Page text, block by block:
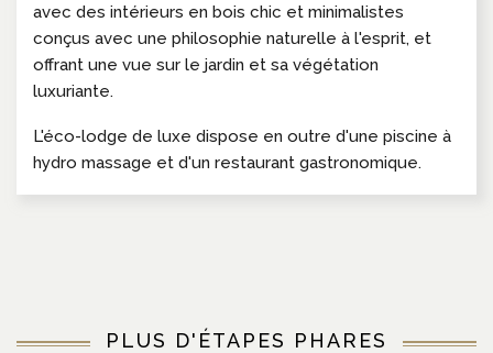
avec des intérieurs en bois chic et minimalistes
conçus avec une philosophie naturelle à l'esprit, et
offrant une vue sur le jardin et sa végétation
luxuriante.
L'éco-lodge de luxe dispose en outre d'une piscine à
hydro massage et d'un restaurant gastronomique.
PLUS D'ÉTAPES PHARES